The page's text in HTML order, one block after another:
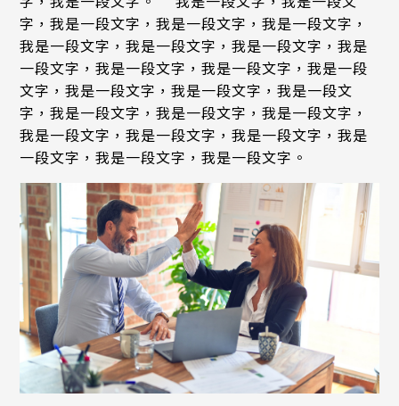
Search
for:
字，我是一段文字，我是一段文字，我是一段文字，
我是一段文字，我是一段文字，我是一段文字，我是
一段文字，我是一段文字，我是一段文字，我是一段
文字，我是一段文字，我是一段文字，我是一段文
字，我是一段文字，我是一段文字，我是一段文字，
我是一段文字，我是一段文字，我是一段文字，我是
一段文字，我是一段文字，我是一段文字。